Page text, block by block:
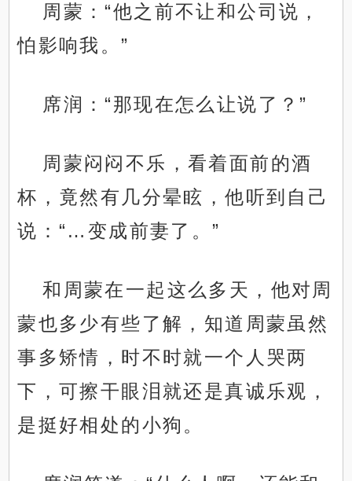
周蒙：“他之前不让和公司说，
怕影响我。”
席润：“那现在怎么让说了？”
周蒙闷闷不乐，看着面前的酒
杯，竟然有几分晕眩，他听到自己
说：“…变成前妻了。”
和周蒙在一起这么多天，他对周
蒙也多少有些了解，知道周蒙虽然
事多矫情，时不时就一个人哭两
下，可擦干眼泪就还是真诚乐观，
是挺好相处的小狗。